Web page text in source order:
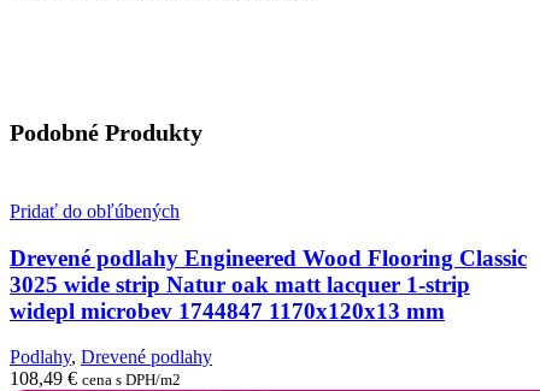
Podobné Produkty
Pridať do obľúbených
Drevené podlahy Engineered Wood Flooring Classic
3025 wide strip Natur oak matt lacquer 1-strip
widepl microbev 1744847 1170x120x13 mm
Podlahy, Drevené podlahy
108,49 € cena s DPH/m2